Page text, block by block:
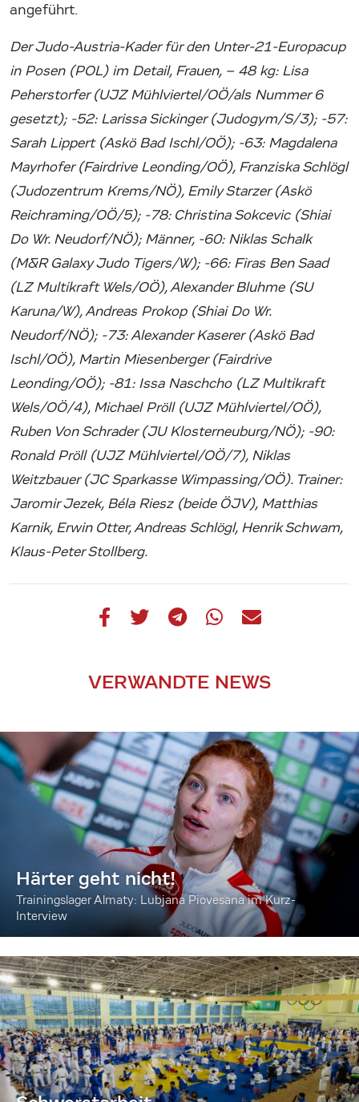
angeführt.
Der Judo-Austria-Kader für den Unter-21-Europacup
in Posen (POL) im Detail, Frauen, – 48 kg: Lisa
Peherstorfer (UJZ Mühlviertel/OÖ/als Nummer 6
gesetzt); -52: Larissa Sickinger (Judogym/S/3); -57:
Sarah Lippert (Askö Bad Ischl/OÖ); -63: Magdalena
Mayrhofer (Fairdrive Leonding/OÖ), Franziska Schlögl
(Judozentrum Krems/NÖ), Emily Starzer (Askö
Reichraming/OÖ/5); -78: Christina Sokcevic (Shiai
Do Wr. Neudorf/NÖ); Männer, -60: Niklas Schalk
(M&R Galaxy Judo Tigers/W); -66: Firas Ben Saad
(LZ Multikraft Wels/OÖ), Alexander Bluhme (SU
Karuna/W), Andreas Prokop (Shiai Do Wr.
Neudorf/NÖ); -73: Alexander Kaserer (Askö Bad
Ischl/OÖ), Martin Miesenberger (Fairdrive
Leonding/OÖ); -81: Issa Naschcho (LZ Multikraft
Wels/OÖ/4), Michael Pröll (UJZ Mühlviertel/OÖ),
Ruben Von Schrader (JU Klosterneuburg/NÖ); -90:
Ronald Pröll (UJZ Mühlviertel/OÖ/7), Niklas
Weitzbauer (JC Sparkasse Wimpassing/OÖ). Trainer:
Jaromir Jezek, Béla Riesz (beide ÖJV), Matthias
Karnik, Erwin Otter, Andreas Schlögl, Henrik Schwam,
Klaus-Peter Stollberg.
VERWANDTE NEWS
Härter geht nicht!
Trainingslager Almaty: Lubjana Piovesana im Kurz-
Interview